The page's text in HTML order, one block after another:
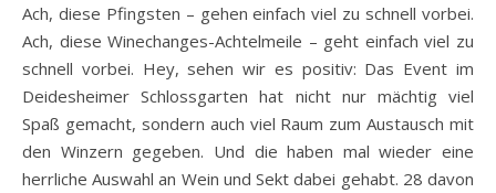
Ach, diese Pfingsten – gehen einfach viel zu schnell vorbei.
Ach, diese Winechanges-Achtelmeile – geht einfach viel zu
schnell vorbei. Hey, sehen wir es positiv: Das Event im
Deidesheimer Schlossgarten hat nicht nur mächtig viel
Spaß gemacht, sondern auch viel Raum zum Austausch mit
den Winzern gegeben. Und die haben mal wieder eine
herrliche Auswahl an Wein und Sekt dabei gehabt. 28 davon